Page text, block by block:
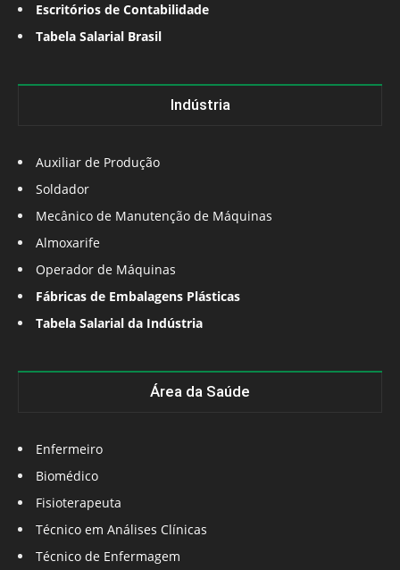
Escritórios de Contabilidade
Tabela Salarial Brasil
Indústria
Auxiliar de Produção
Soldador
Mecânico de Manutenção de Máquinas
Almoxarife
Operador de Máquinas
Fábricas de Embalagens Plásticas
Tabela Salarial da Indústria
Área da Saúde
Enfermeiro
Biomédico
Fisioterapeuta
Técnico em Análises Clínicas
Técnico de Enfermagem